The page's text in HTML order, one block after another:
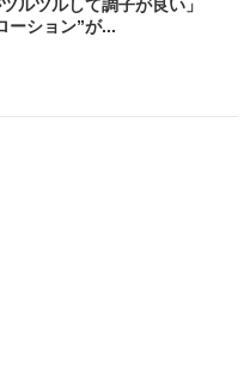
ツルツルして調子が良い」
ーション”が...